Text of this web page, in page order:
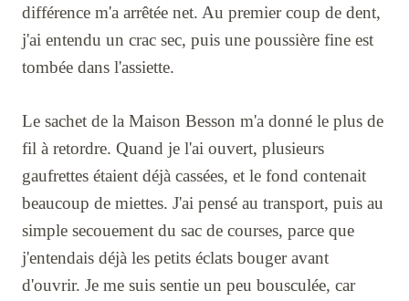
différence m'a arrêtée net. Au premier coup de dent,
j'ai entendu un crac sec, puis une poussière fine est
tombée dans l'assiette.
Le sachet de la Maison Besson m'a donné le plus de
fil à retordre. Quand je l'ai ouvert, plusieurs
gaufrettes étaient déjà cassées, et le fond contenait
beaucoup de miettes. J'ai pensé au transport, puis au
simple secouement du sac de courses, parce que
j'entendais déjà les petits éclats bouger avant
d'ouvrir. Je me suis sentie un peu bousculée, car